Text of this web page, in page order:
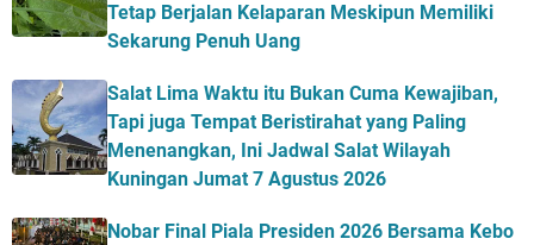
Tetap Berjalan Kelaparan Meskipun Memiliki
Sekarung Penuh Uang
Salat Lima Waktu itu Bukan Cuma Kewajiban,
Tapi juga Tempat Beristirahat yang Paling
Menenangkan, Ini Jadwal Salat Wilayah
Kuningan Jumat 7 Agustus 2026
Nobar Final Piala Presiden 2026 Bersama Kebo